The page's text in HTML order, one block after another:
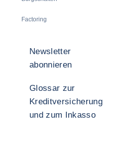
Factoring
Newsletter
abonnieren
Glossar zur
Kreditversicherung
und zum Inkasso